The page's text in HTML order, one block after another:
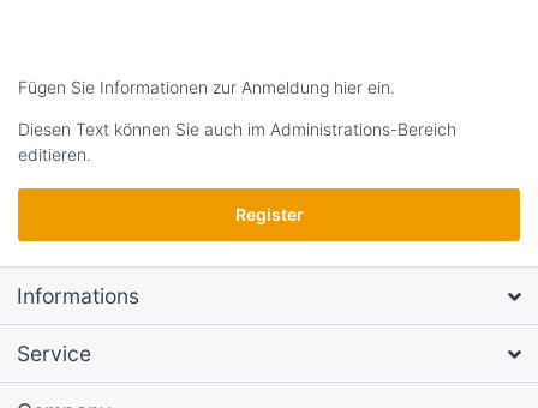
Fügen Sie Informationen zur Anmeldung hier ein.
Diesen Text können Sie auch im Administrations-Bereich
editieren.
Register
Informations
Service